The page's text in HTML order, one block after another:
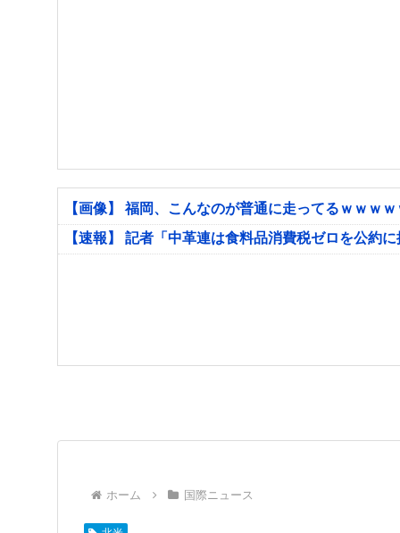
【画像】 福岡、こんなのが普通に走ってるｗｗｗ
【速報】 記者「中革連は食料品消費税ゼロを公約
ホーム 国際ニュース